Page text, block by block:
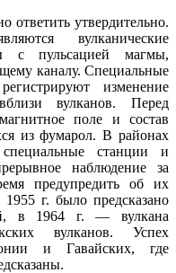
утвердительно.
вулканические
с пульсацией магмы,
каналу. Специальные
изменение
вулканов. Перед
поле и состав
из фумарол. В районах
станции и
наблюдение за
предупредить об их
г. было предсказано
в 1964 г. — вулкана
вулканов. Успех
и Гавайских, где